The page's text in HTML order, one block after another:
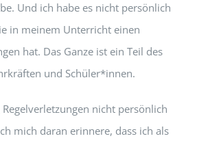
Und ich habe es nicht persönlich
in meinem Unterricht einen
hat. Das Ganze ist ein Teil des
und Schüler*innen.
nicht persönlich
mich daran erinnere, dass ich als